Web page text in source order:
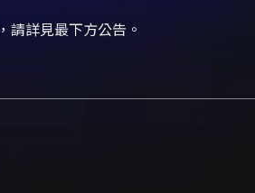
請詳見最下方公告。